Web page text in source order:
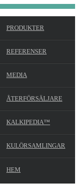
PRODUKTER
REFERENSER
MEDIA
ÅTERFÖRSÄLJARE
KALKIPEDIA™
KULÖRSAMLINGAR
HEM